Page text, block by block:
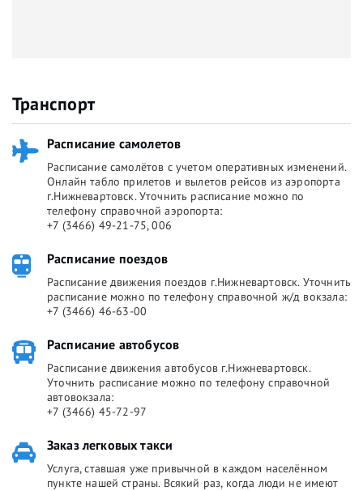
Транспорт
Расписание самолетов
Расписание самолётов с учетом оперативных изменений.
Онлайн табло прилетов и вылетов рейсов из аэропорта
г.Нижневартовск. Уточнить расписание можно по
телефону справочной аэропорта:
+7 (3466) 49-21-75, 006
Расписание поездов
Расписание движения поездов г.Нижневартовск. Уточнить
расписание можно по телефону справочной ж/д вокзала:
+7 (3466) 46-63-00
Расписание автобусов
Расписание движения автобусов г.Нижневартовск.
Уточнить расписание можно по телефону справочной
автовокзала:
+7 (3466) 45-72-97
Заказ легковых такси
Услуга, ставшая уже привычной в каждом населённом
пункте нашей страны. Всякий раз, когда люди не имеют